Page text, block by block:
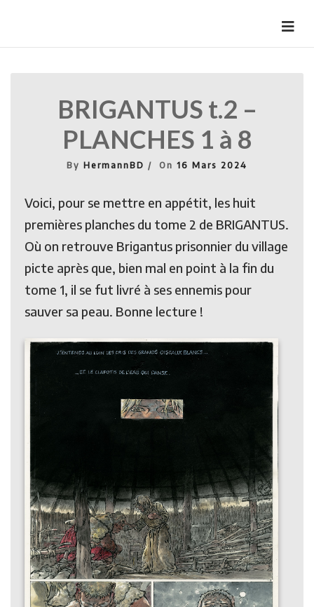
BRIGANTUS t.2 –
PLANCHES 1 à 8
By HermannBD On 16 Mars 2024
Voici, pour se mettre en appétit, les huit
premières planches du tome 2 de BRIGANTUS.
Où on retrouve Brigantus prisonnier du village
picte après que, bien mal en point à la fin du
tome 1, il se fut livré à ses ennemis pour
sauver sa peau. Bonne lecture !